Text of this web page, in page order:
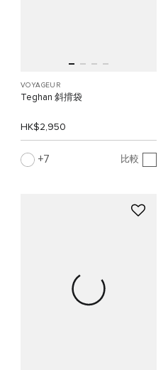
VOYAGEUR
Teghan 斜揹袋
HK$2,950
7 比較